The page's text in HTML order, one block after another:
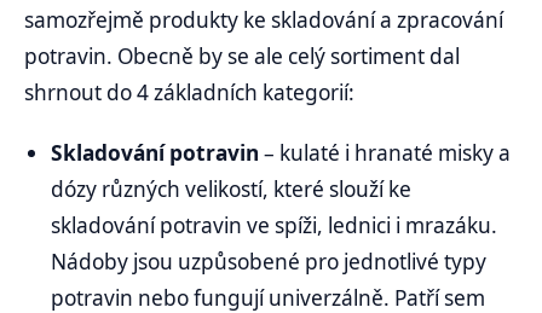
samozřejmě produkty ke skladování a zpracování
potravin. Obecně by se ale celý sortiment dal
shrnout do 4 základních kategorií:
Skladování potravin– kulaté i hranaté misky a
dózy různých velikostí, které slouží ke
skladování potravin ve spíži, lednici i mrazáku.
Nádoby jsou uzpůsobené pro jednotlivé typy
potravin nebo fungují univerzálně. Patří sem